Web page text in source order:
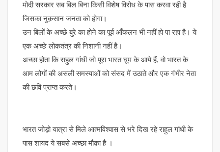
मोदी सरकार सब बिल बिना किसी विशेष विरोध के पास करवा रही है
जिसका नुक़सान जनता को होगा।
उन बिलों के अच्छे बुरे का होने का पूर्व आँकलन भी नहीं हो पा रहा है। ये
एक अच्छे लोकतंत्र की निशानी नहीं है।
अच्छा होता कि राहुल गांधी जो पूरा भारत घूम के आये हैं, वो भारत के
आम लोगों की असली समस्याओं को संसद में उठाते और एक गंभीर नेता
की छवि प्राप्त करते।
भारत जोड़ो यात्रा से मिले आत्मविश्वास से भरे दिख रहे राहुल गांधी के
पास शायद ये सबसे अच्छा मौक़ा है ।